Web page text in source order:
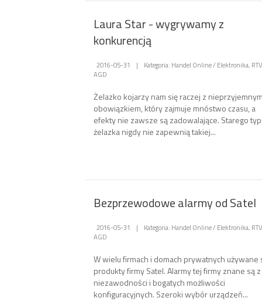
Laura Star - wygrywamy z
konkurencją
2016-05-31 |
Kategoria: Handel Online / Elektronika,
AGD
Żelazko kojarzy nam się raczej z
obowiązkiem, który zajmuje mnóstwo czasu, a
efekty nie zawsze są zadowalające. Starego
żelazka nigdy nie zapewnią takiej...
Bezprzewodowe alarmy od Satel
2016-05-31 |
Kategoria: Handel Online / Elektronika,
AGD
W wielu firmach i domach prywatnych używane
produkty firmy Satel. Alarmy tej firmy znane są z
niezawodności i bogatych możliwości
konfiguracyjnych. Szeroki wybór urządzeń...